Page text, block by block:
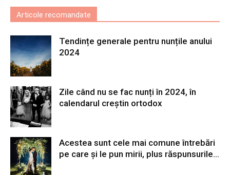
Articole recomandate
Tendințe generale pentru nunțile anului
2024
Zile când nu se fac nunți în 2024, în
calendarul creștin ortodox
Acestea sunt cele mai comune întrebări
pe care și le pun mirii, plus răspunsurile...